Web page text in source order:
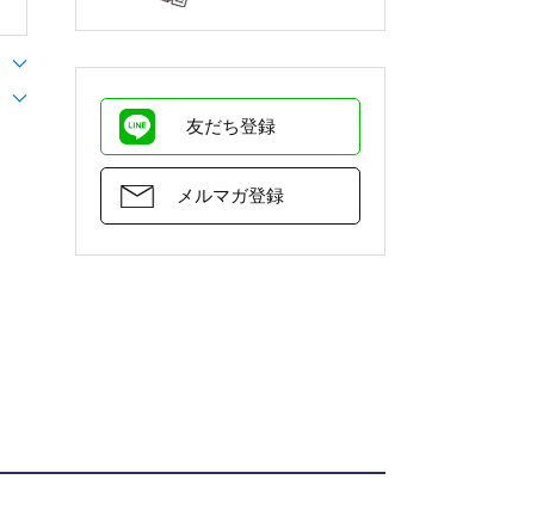
友だち登録
メルマガ登録